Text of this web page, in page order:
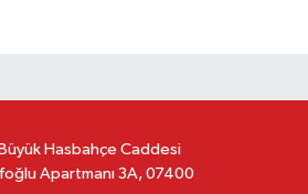
Hasbahçe Caddesi
Apartmanı 3A, 07400